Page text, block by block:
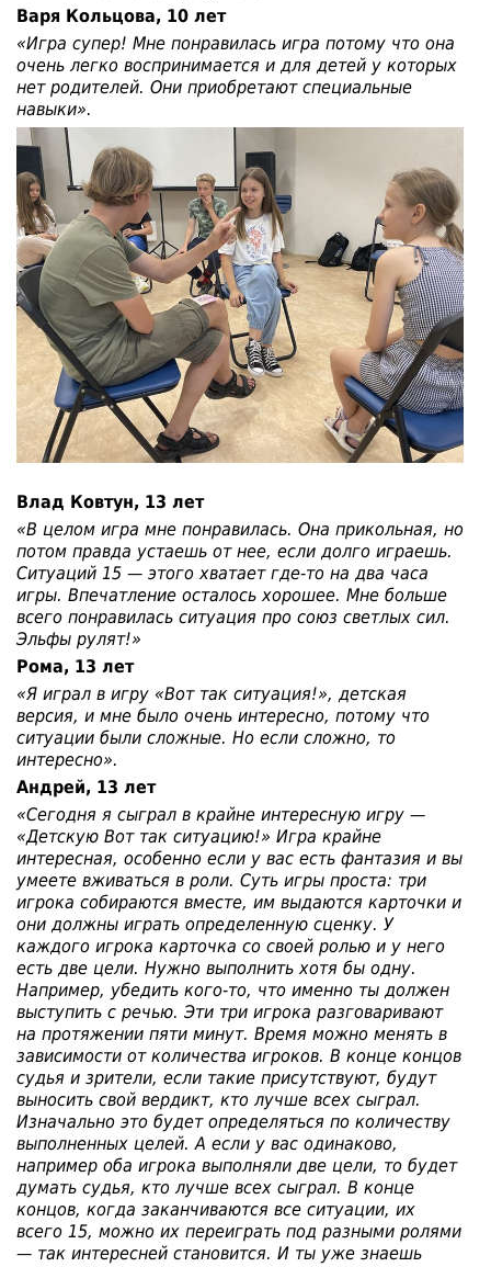
Варя Кольцова, 10 лет
«Игра супер! Мне понравилась игра потому что она
очень легко воспринимается и для детей у которых
нет родителей. Они приобретают специальные
навыки».
Влад Ковтун, 13 лет
«В целом игра мне понравилась. Она прикольная, но
потом правда устаешь от нее, если долго играешь.
Ситуаций 15 — этого хватает где-то на два часа
игры. Впечатление осталось хорошее. Мне больше
всего понравилась ситуация про союз светлых сил.
Эльфы рулят!»
Рома, 13 лет
«Я играл в игру «Вот так ситуация!», детская
версия, и мне было очень интересно, потому что
ситуации были сложные. Но если сложно, то
интересно».
Андрей, 13 лет
«Сегодня я сыграл в крайне интересную игру —
«Детскую Вот так ситуацию!» Игра крайне
интересная, особенно если у вас есть фантазия и вы
умеете вживаться в роли. Суть игры проста: три
игрока собираются вместе, им выдаются карточки и
они должны играть определенную сценку. У
каждого игрока карточка со своей ролью и у него
есть две цели. Нужно выполнить хотя бы одну.
Например, убедить кого-то, что именно ты должен
выступить с речью. Эти три игрока разговаривают
на протяжении пяти минут. Время можно менять в
зависимости от количества игроков. В конце концов
судья и зрители, если такие присутствуют, будут
выносить свой вердикт, кто лучше всех сыграл.
Изначально это будет определяться по количеству
выполненных целей. А если у вас одинаково,
например оба игрока выполняли две цели, то будет
думать судья, кто лучше всех сыграл. В конце
концов, когда заканчиваются все ситуации, их
всего 15, можно их переиграть под разными ролями
— так интересней становится. И ты уже знаешь